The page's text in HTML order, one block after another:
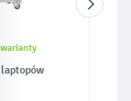
warianty
laptopów